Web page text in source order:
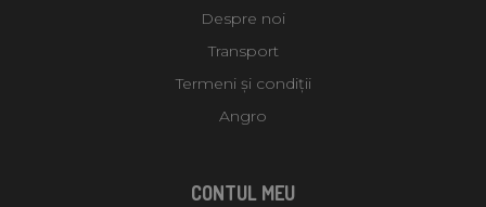
Despre noi
Transport
Termeni și condiții
Angro
CONTUL MEU